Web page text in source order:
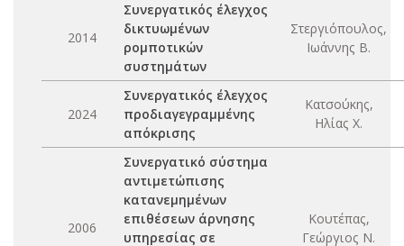
2014
Συνεργατικός έλεγχος
δικτυωμένων
ρομποτικών
συστημάτων
Στεργιόπουλος,
Ιωάννης Β.
2024
Συνεργατικός έλεγχος
προδιαγεγραμμένης
απόκρισης
Κατσούκης,
Ηλίας Χ.
2006
Συνεργατικό σύστημα
αντιμετώπισης
κατανεμημένων
επιθέσεων άρνησης
υπηρεσίας σε
Κουτέπας,
Γεώργιος Ν.